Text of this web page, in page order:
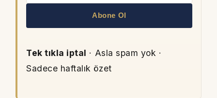
Abone Ol
Tek tıkla iptal · Asla spam yok ·
Sadece haftalık özet